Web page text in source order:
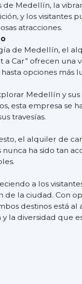
de Medellín, la
y los visitantes
atracciones.
de Medellín, el
a Car” ofrecen una
opciones más
Medellín y sus
esta empresa se
travesías.
el alquiler de
ha sido tan
a los
de la ciudad. Con
destinos está al
la diversidad que